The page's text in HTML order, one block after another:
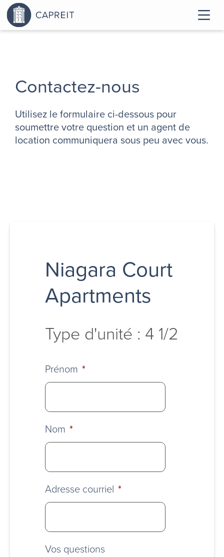
Contactez-nous
Utilisez le formulaire ci-dessous pour
soumettre votre question et un agent de
location communiquera sous peu avec vous.
Niagara Court
Apartments
Type d'unité : 4 1/2
Prénom *
Nom *
Adresse courriel *
Vos questions